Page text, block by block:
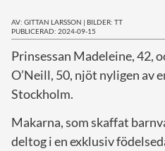
AV: GITTAN LARSSON | BILDER: TT
PUBLICERAD: 2024-09-15
Prinsessan Madeleine, 42,
O’Neill, 50, njöt nyligen av
Stockholm.
Makarna, som skaffat
deltog i en exklusiv